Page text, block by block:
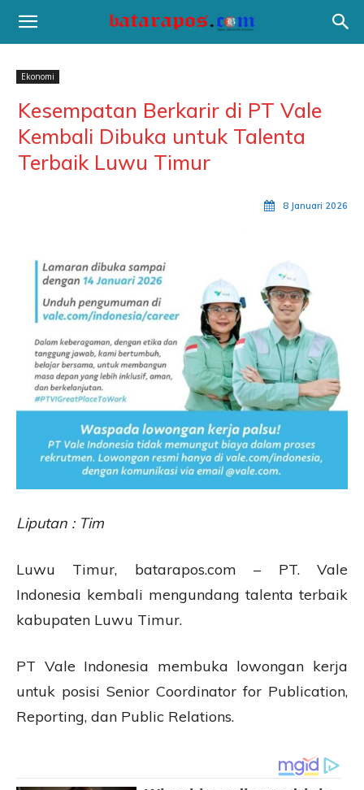
Ekonomi
Kesempatan Berkarir di PT Vale
Kembali Dibuka untuk Talenta
Terbaik Luwu Timur
8 Januari 2026
Liputan : Tim
Luwu Timur, batarapos.com – PT. Vale
Indonesia kembali mengundang talenta terbaik
kabupaten Luwu Timur.
PT Vale Indonesia membuka lowongan kerja
untuk posisi Senior Coordinator for Publication,
Reporting, dan Public Relations.